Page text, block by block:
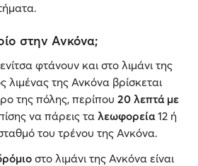
στην Ανκόνα;
φτάνουν και στο λιμάνι της
λιμένας της Ανκόνα βρίσκεται
της πόλης, περίπου 20 λεπτά με
να πάρεις τα λεωφορεία12 ή
του τρένου της Ανκόνα.
στο λιμάνι της Ανκόνα είναι